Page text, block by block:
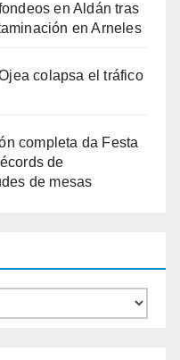
en Aldán tras
en Arneles
colapsa el tráfico
completa da Festa
de
de mesas